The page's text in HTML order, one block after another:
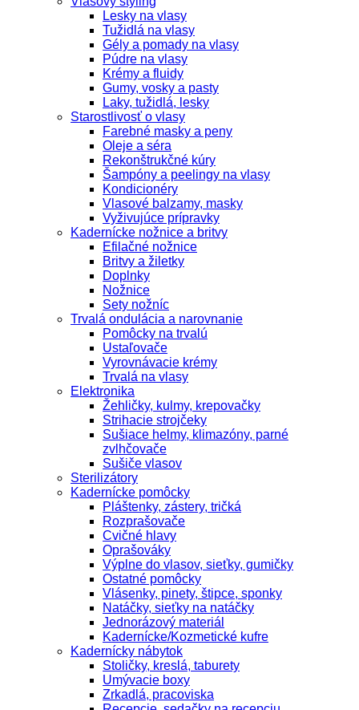
Lesky na vlasy
Tužidlá na vlasy
Gély a pomady na vlasy
Púdre na vlasy
Krémy a fluidy
Gumy, vosky a pasty
Laky, tužidlá, lesky
Starostlivosť o vlasy
Farebné masky a peny
Oleje a séra
Rekonštrukčné kúry
Šampóny a peelingy na vlasy
Kondicionéry
Vlasové balzamy, masky
Vyživujúce prípravky
Kadernícke nožnice a britvy
Efilačné nožnice
Britvy a žiletky
Doplnky
Nožnice
Sety nožníc
Trvalá ondulácia a narovnanie
Pomôcky na trvalú
Ustaľovače
Vyrovnávacie krémy
Trvalá na vlasy
Elektronika
Žehličky, kulmy, krepovačky
Strihacie strojčeky
Sušiace helmy, klimazóny, parné
zvlhčovače
Sušiče vlasov
Sterilizátory
Kadernícke pomôcky
Pláštenky, zástery, tričká
Rozprašovače
Cvičné hlavy
Oprašováky
Výplne do vlasov, sieťky, gumičky
Ostatné pomôcky
Vlásenky, pinety, štipce, sponky
Natáčky, sieťky na natáčky
Jednorázový materiál
Kadernícke/Kozmetické kufre
Kadernícky nábytok
Stoličky, kreslá, taburety
Umývacie boxy
Zrkadlá, pracoviska